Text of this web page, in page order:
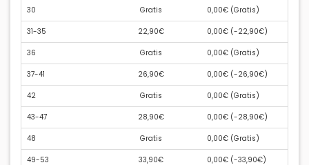
30 Gratis 0,00€ (Gratis)
31-35 22,90€ 0,00€ (-22,90€)
36 Gratis 0,00€ (Gratis)
37-41 26,90€ 0,00€ (-26,90€)
42 Gratis 0,00€ (Gratis)
43-47 28,90€ 0,00€ (-28,90€)
48 Gratis 0,00€ (Gratis)
49-53 33,90€ 0,00€ (-33,90€)